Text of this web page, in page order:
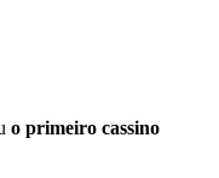
o primeiro cassino